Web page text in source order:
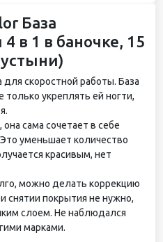
База
в 1 в баночке, 15
для скоростной работы. База
укреплять ей ногти,
сама сочетает в себе
уменьшает количество
красивым, нет
можно делать коррекцию
снятии покрытия не нужно,
слоем. Не наблюдался
марками.